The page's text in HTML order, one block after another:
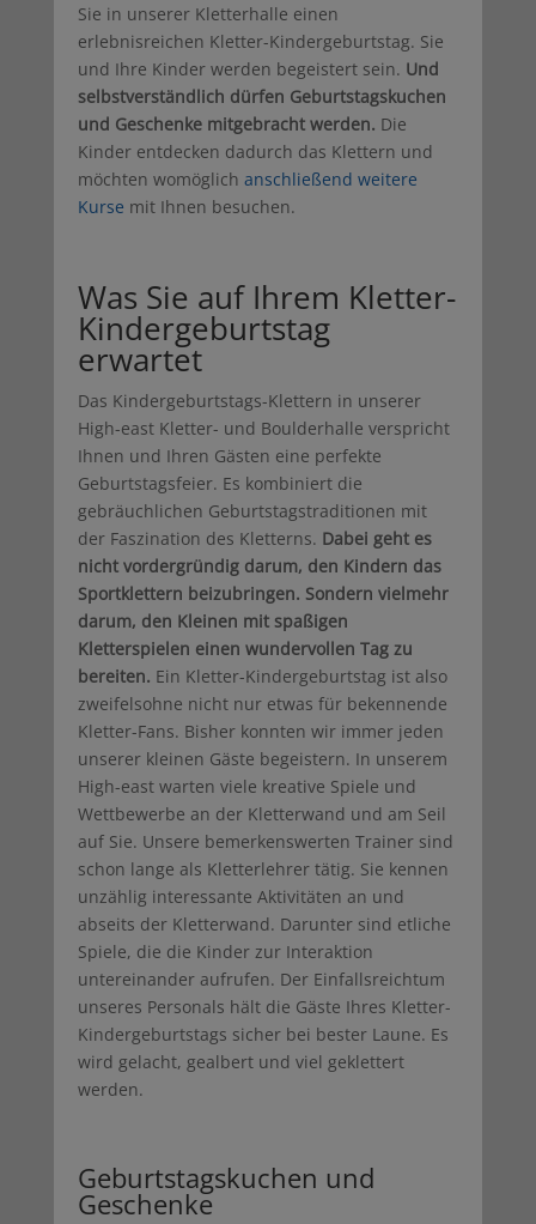
Sie in unserer Kletterhalle einen
erlebnisreichen Kletter-Kindergeburtstag. Sie
und Ihre Kinder werden begeistert sein. Und
selbstverständlich dürfen Geburtstagskuchen
und Geschenke mitgebracht werden. Die
Kinder entdecken dadurch das Klettern und
möchten womöglich anschließend weitere
Kurse mit Ihnen besuchen.
Was Sie auf Ihrem Kletter-
Kindergeburtstag
erwartet
Das Kindergeburtstags-Klettern in unserer
High-east Kletter- und Boulderhalle verspricht
Ihnen und Ihren Gästen eine perfekte
Geburtstagsfeier. Es kombiniert die
gebräuchlichen Geburtstagstraditionen mit
der Faszination des Kletterns. Dabei geht es
nicht vordergründig darum, den Kindern das
Sportklettern beizubringen. Sondern vielmehr
darum, den Kleinen mit spaßigen
Kletterspielen einen wundervollen Tag zu
bereiten. Ein Kletter-Kindergeburtstag ist also
zweifelsohne nicht nur etwas für bekennende
Kletter-Fans. Bisher konnten wir immer jeden
unserer kleinen Gäste begeistern. In unserem
High-east warten viele kreative Spiele und
Wettbewerbe an der Kletterwand und am Seil
auf Sie. Unsere bemerkenswerten Trainer sind
schon lange als Kletterlehrer tätig. Sie kennen
unzählig interessante Aktivitäten an und
abseits der Kletterwand. Darunter sind etliche
Spiele, die die Kinder zur Interaktion
untereinander aufrufen. Der Einfallsreichtum
unseres Personals hält die Gäste Ihres Kletter-
Kindergeburtstags sicher bei bester Laune. Es
wird gelacht, gealbert und viel geklettert
werden.
Geburtstagskuchen und
Geschenke